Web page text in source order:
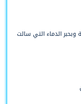
وبحبر الدماء التي سالت